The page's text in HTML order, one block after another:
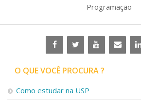
Programação
O QUE VOCÊ PROCURA ?
Como estudar na USP